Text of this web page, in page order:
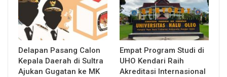
Delapan Pasang Calon
Kepala Daerah di Sultra
Ajukan Gugatan ke MK
Empat Program Studi di
UHO Kendari Raih
Akreditasi Internasional